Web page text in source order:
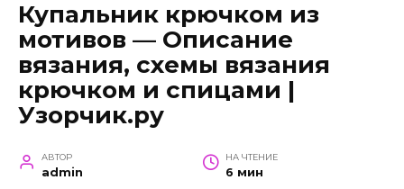
Купальник крючком из
мотивов — Описание
вязания, схемы вязания
крючком и спицами |
Узорчик.ру
АВТОР
admin
НА ЧТЕНИЕ
6 мин